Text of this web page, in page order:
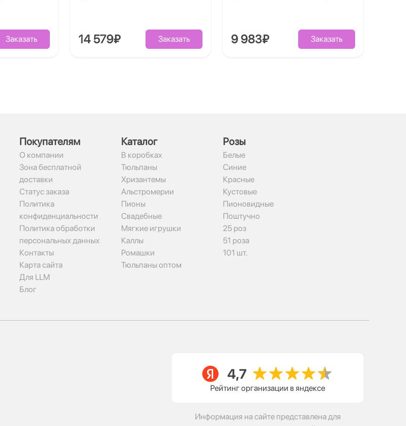
Заказать 14 579₽ Заказать 9 983₽ Заказать
Покупателям
О компании
Зона бесплатной
доставки
Статус заказа
Политика
конфиденциальности
Политика обработки
персональных данных
Контакты
Карта сайта
Для LLM
Блог
Каталог
В коробках
Тюльпаны
Хризантемы
Альстромерии
Пионы
Свадебные
Мягкие игрушки
Каллы
Ромашки
Тюльпаны оптом
Рoзы
Белые
Синие
Красные
Кустовые
Пионовидные
Поштучно
25 роз
51 роза
101 шт.
Рейтинг организации в яндексе
Информация на сайте представлена для